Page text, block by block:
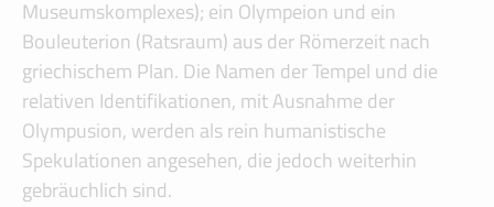
Museumskomplexes); ein Olympeion und ein
Bouleuterion (Ratsraum) aus der Römerzeit nach
griechischem Plan. Die Namen der Tempel und die
relativen Identifikationen, mit Ausnahme der
Olympusion, werden als rein humanistische
Spekulationen angesehen, die jedoch weiterhin
gebräuchlich sind.